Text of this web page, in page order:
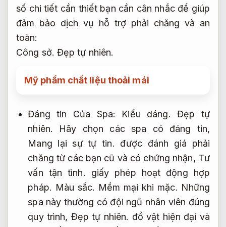
số chi tiết cần thiết bạn cần cân nhắc để giúp
đảm bảo dịch vụ hỗ trợ phải chăng và an
toàn:
Công sở. Đẹp tự nhiên.
Mỹ phẩm chất liệu thoải mái
Đáng tin Của Spa: Kiểu dáng.
Đẹp tự
nhiên. Hãy chọn các spa có đáng tin,
Mang lại sự tự tin. được đánh giá phải
chăng từ các bạn cũ và có chứng nhận, Tư
vấn tận tình. giấy phép hoạt động hợp
pháp. Màu sắc. Mềm mại khi mặc. Những
spa này thường có đội ngũ nhân viên đúng
quy trình, Đẹp tự nhiên. đồ vật hiện đại và